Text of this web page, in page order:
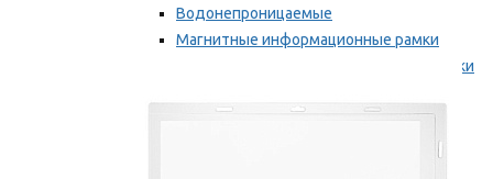
Водонепроницаемые
Магнитные информационные рамки
Самоклеящиеся информационные рамки